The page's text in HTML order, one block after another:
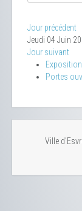
Jour précédent
Jeudi 04 Juin
Jour suivant
Portes
Ville